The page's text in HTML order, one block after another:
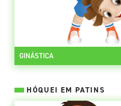
GINÁSTICA
HÓQUEI EM PATINS